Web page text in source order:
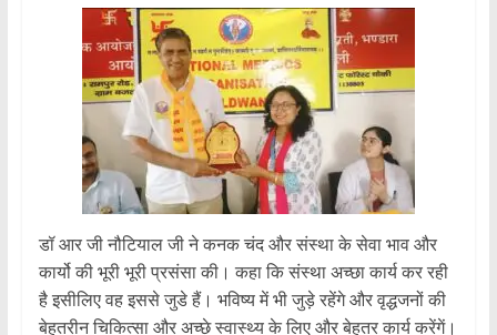
डॉ आर जी नौटियाल जी ने कनक चंद और संस्था के सेवा भाव और
कार्यो की भूरी भूरी प्रसंसा की। कहा कि संस्था अच्छा कार्य कर रही
है इसीलिए वह इससे जुडे हैं। भविष्य में भी जुड़े रहेंगे और वृद्धजनों की
बेहतरीन चिकित्सा और अच्छे स्वास्थ्य के लिए और बेहतर कार्य करेंगें।